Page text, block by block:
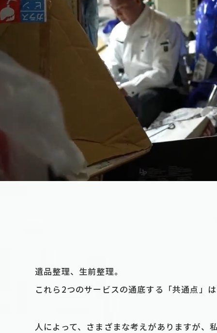
遺品整理、⽣前整理。
これら2つのサービスの通底する「共通点」
⼈によって、さまざまな考えがありますが、